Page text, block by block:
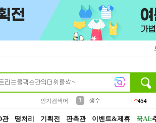
인기검색어
4
등산
152
관 땡처리 기획전 판촉관 이벤트&제휴 꾹AI: